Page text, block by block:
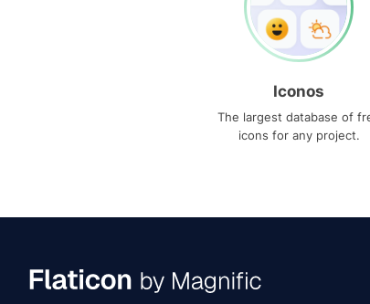
Iconos
The largest database of
icons for any project.